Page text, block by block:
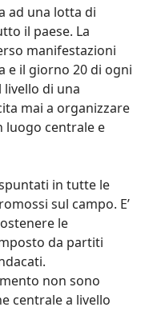
ad una lotta di
il paese. La
manifestazioni
e il giorno 20 di ogni
di una
mai a organizzare
luogo centrale e
in tutte le
sul campo. E’
le
da partiti
non sono
centrale a livello